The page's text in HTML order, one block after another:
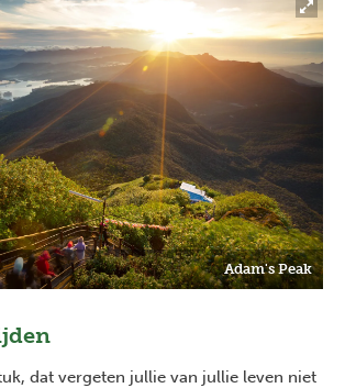
Adam's Peak
dat vergeten jullie van jullie leven niet